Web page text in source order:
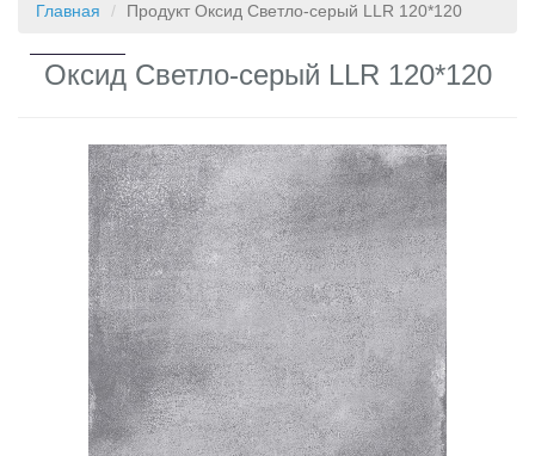
Главная Продукт Оксид Светло-серый LLR 120*120
Оксид Светло-серый LLR 120*120